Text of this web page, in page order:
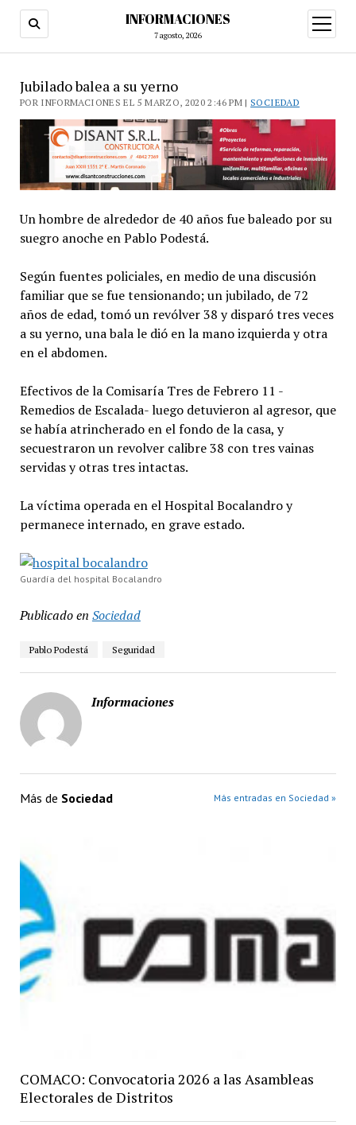
INFORMACIONES
7 agosto, 2026
abrir
menú
Jubilado balea a su yerno
POR INFORMACIONES EL 5 MARZO, 2020 2:46 PM | SOCIEDAD
Un hombre de alrededor de 40 años fue baleado por su
suegro anoche en Pablo Podestá.
Según fuentes policiales, en medio de una discusión
familiar que se fue tensionando; un jubilado, de 72
años de edad, tomó un revólver 38 y disparó tres veces
a su yerno, una bala le dió en la mano izquierda y otra
en el abdomen.
Efectivos de la Comisaría Tres de Febrero 11 -
Remedios de Escalada- luego detuvieron al agresor, que
se había atrincherado en el fondo de la casa, y
secuestraron un revolver calibre 38 con tres vainas
servidas y otras tres intactas.
La víctima operada en el Hospital Bocalandro y
permanece internado, en grave estado.
Guardía del hospital Bocalandro
Publicado en Sociedad
Pablo Podestá Seguridad
Informaciones
Más de Sociedad Más entradas en Sociedad »
COMACO: Convocatoria 2026 a las Asambleas
Electorales de Distritos